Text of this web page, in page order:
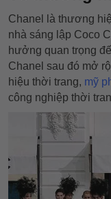
Chanel là thương
nhà sáng lập Coco
hưởng quan trọng
Chanel sau đó mở
hiệu thời trang, mỹ
công nghiệp thời